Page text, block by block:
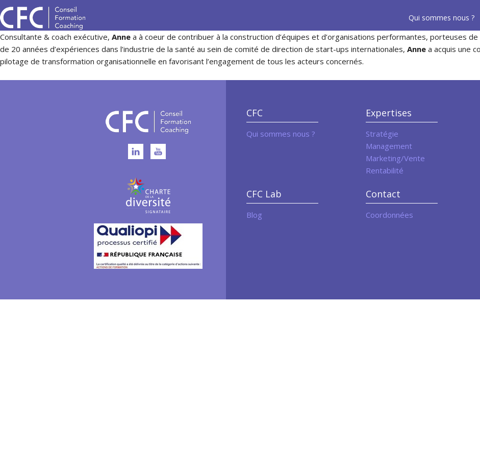
Qui sommes nous ?
Consultante & coach exécutive, Anne a à coeur de contribuer à la construction d’équipes et d’organisations performantes, porteuses
de 20 années d’expériences dans l’industrie de la santé au sein de comité de direction de start-ups internationales, Anne a acquis une
pilotage de transformation organisationnelle en favorisant l’engagement de tous les acteurs concernés.
CFC
Qui sommes nous ?
Expertises
Stratégie
Management
Marketing/Vente
Rentabilité
CFC Lab
Blog
Contact
Coordonnées